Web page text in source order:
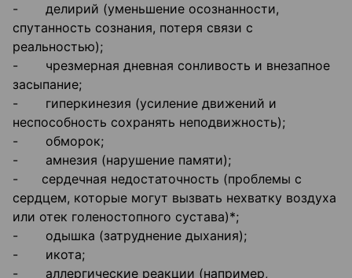
- делирий (уменьшение осознанности,
спутанность сознания, потеря связи с
реальностью);
- чрезмерная дневная сонливость и внезапное
засыпание;
- гиперкинезия (усиление движений и
неспособность сохранять неподвижность);
- обморок;
- амнезия (нарушение памяти);
- сердечная недостаточность (проблемы с
сердцем, которые могут вызвать нехватку воздуха
или отек голеностопного сустава)*;
- одышка (затруднение дыхания);
- икота;
- аллергические реакции (например,